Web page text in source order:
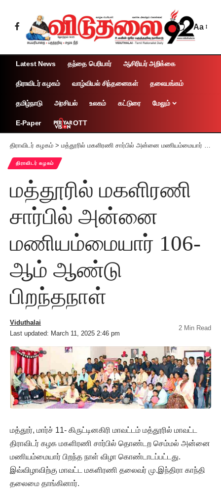
Aa
Latest News தந்தை பெரியார் ஆசிரியர் அறிக்கை
திராவிடர் கழகம் வாழ்வியல் சிந்தனைகள் தலையங்கம்
தமிழ்நாடு அரசியல் உலகம் கட்டுரை மேலும்
E-Paper OTT
திராவிடர் கழகம் > மத்தூரில் மகளிரணி சார்பில் அன்னை மணியம்மையார் 106-ஆம் ஆண்டு பிறந்தநாள்
திராவிடர் கழகம்
மத்தூரில் மகளிரணி
சார்பில் அன்னை
மணியம்மையார் 106-
ஆம் ஆண்டு
பிறந்தநாள்
Last updated: March 11, 2025 2:46 pm
Viduthalai
2 Min Read
மத்தூர், மார்ச் 11- கிருட்டினகிரி மாவட்டம் மத்தூரில் மாவட்ட
திராவிடர் கழக மகளிரணி சார்பில் தொண்டற செம்மல் அன்னை
மணியம்மையார் பிறந்த நாள் விழா கொண்டாடப்பட்டது.
இவ்விழாவிற்கு மாவட்ட மகளிரணி தலைவர் மு.இந்திரா காந்தி
தலைமை தாங்கினார்.